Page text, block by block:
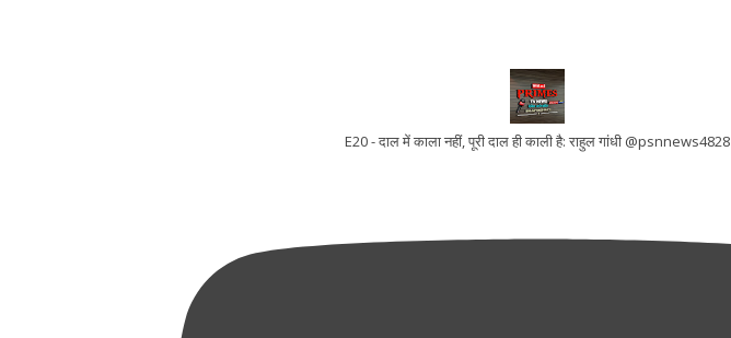
E20 - दाल में काला नहीं, पूरी दाल ही काली है: राहुल गांधी @psnnews4828